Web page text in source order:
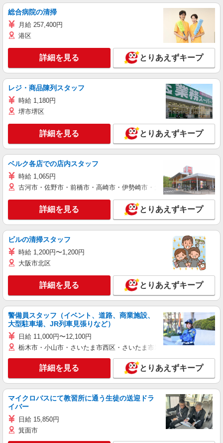
総合病院の清掃
月給 257,400円
港区
詳細を見る とりあえずキープ
レジ・商品陳列スタッフ
時給 1,180円
堺市堺区
詳細を見る とりあえずキープ
ベルク各店での店内スタッフ
時給 1,065円
古河市・佐野市・前橋市・高崎市・伊勢崎市・太田市・館林市・藤
詳細を見る とりあえずキープ
ビルの清掃スタッフ
時給 1,200円〜1,200円
大阪市北区
詳細を見る とりあえずキープ
警備員スタッフ（イベント、道路、商業施設、
大型駐車場、JR列車見張りなど）
日給 11,000円〜12,100円
栃木市・小山市・さいたま市西区・さいたま市岩槻区・久喜市・蓮田
詳細を見る とりあえずキープ
マイクロバスにて教習所に通う生徒の送迎ドラ
イバー
日給 15,850円
箕面市